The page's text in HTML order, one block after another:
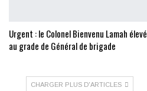
Urgent : le Colonel Bienvenu Lamah élevé
au grade de Général de brigade
CHARGER PLUS D'ARTICLES